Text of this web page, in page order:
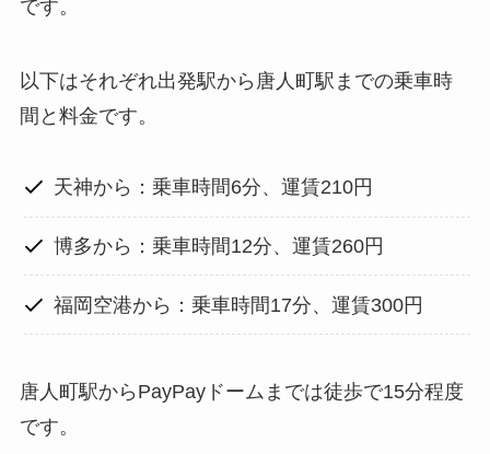
です。
以下はそれぞれ出発駅から唐人町駅までの乗車時
間と料金です。
天神から：乗車時間6分、運賃210円
博多から：乗車時間12分、運賃260円
福岡空港から：乗車時間17分、運賃300円
唐人町駅からPayPayドームまでは徒歩で15分程度
です。